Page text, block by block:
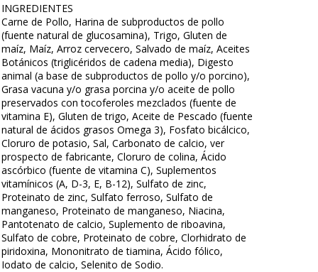
INGREDIENTES
Carne de Pollo, Harina de subproductos de pollo
(fuente natural de glucosamina), Trigo, Gluten de
maíz, Maíz, Arroz cervecero, Salvado de maíz, Aceites
Botánicos (triglicéridos de cadena media), Digesto
animal (a base de subproductos de pollo y/o porcino),
Grasa vacuna y/o grasa porcina y/o aceite de pollo
preservados con tocoferoles mezclados (fuente de
vitamina E), Gluten de trigo, Aceite de Pescado (fuente
natural de ácidos grasos Omega 3), Fosfato bicálcico,
Cloruro de potasio, Sal, Carbonato de calcio, ver
prospecto de fabricante, Cloruro de colina, Ácido
ascórbico (fuente de vitamina C), Suplementos
vitamínicos (A, D-3, E, B-12), Sulfato de zinc,
Proteinato de zinc, Sulfato ferroso, Sulfato de
manganeso, Proteinato de manganeso, Niacina,
Pantotenato de calcio, Suplemento de riboavina,
Sulfato de cobre, Proteinato de cobre, Clorhidrato de
piridoxina, Mononitrato de tiamina, Ácido fólico,
Iodato de calcio, Selenito de Sodio.